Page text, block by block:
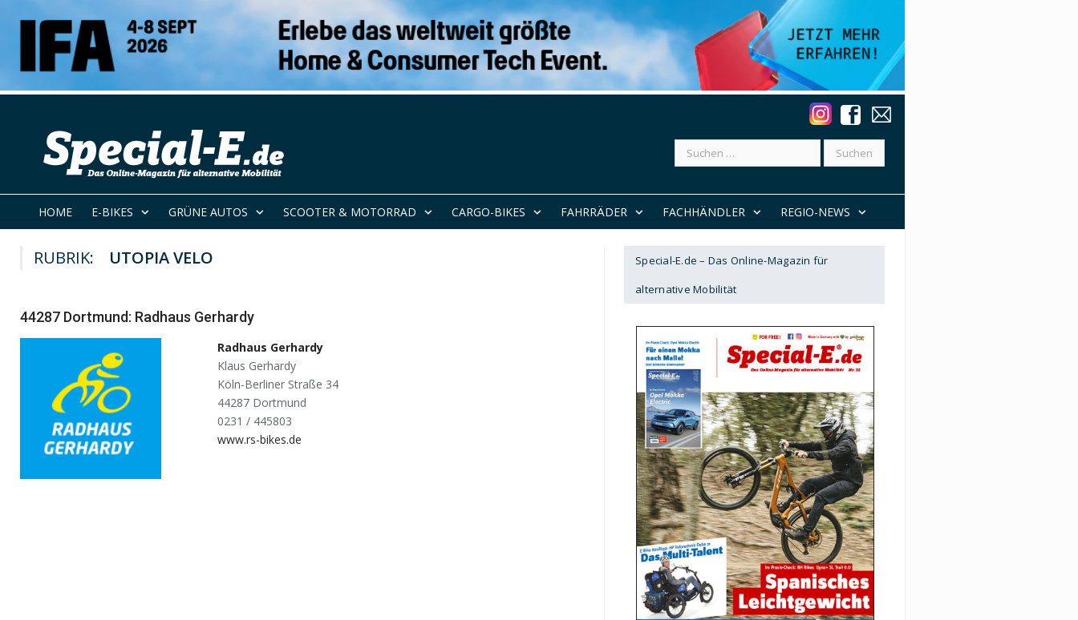
Suchen
HOME E-BIKES GRÜNE AUTOS SCOOTER & MOTORRAD CARGO-BIKES FAHRRÄDER FACHHÄNDLER REGIO-NEWS
RUBRIK: UTOPIA VELO
44287 Dortmund: Radhaus Gerhardy
Radhaus Gerhardy
Klaus Gerhardy
Köln-Berliner Straße 34
44287 Dortmund
0231 / 445803
www.rs-bikes.de
Special-E.de – Das Online-Magazin für
alternative Mobilität